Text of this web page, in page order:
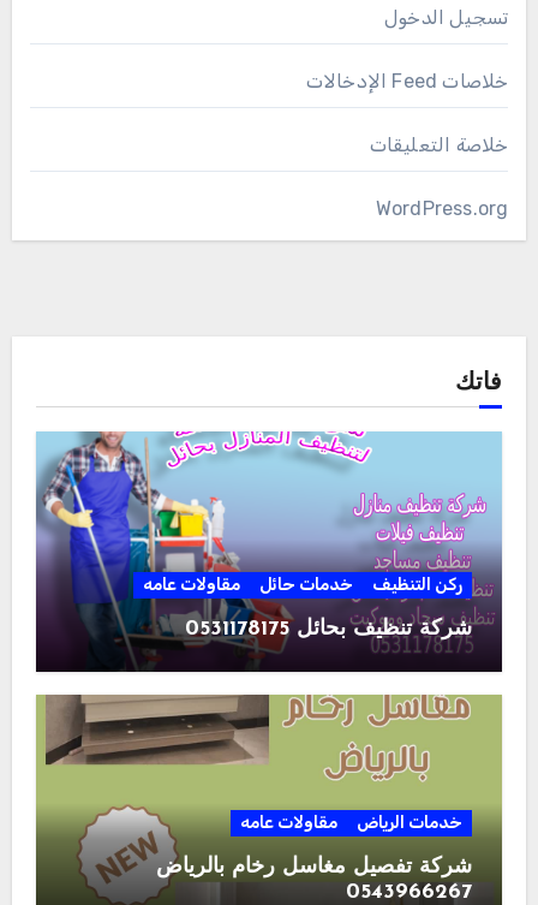
تسجيل الدخول
خلاصات Feed الإدخالات
خلاصة التعليقات
WordPress.org
فاتك
ركن التنظيف خدمات حائل مقاولات عامه
شركة تنظيف بحائل 0531178175
خدمات الرياض مقاولات عامه
شركة تفصيل مغاسل رخام بالرياض
0543966267